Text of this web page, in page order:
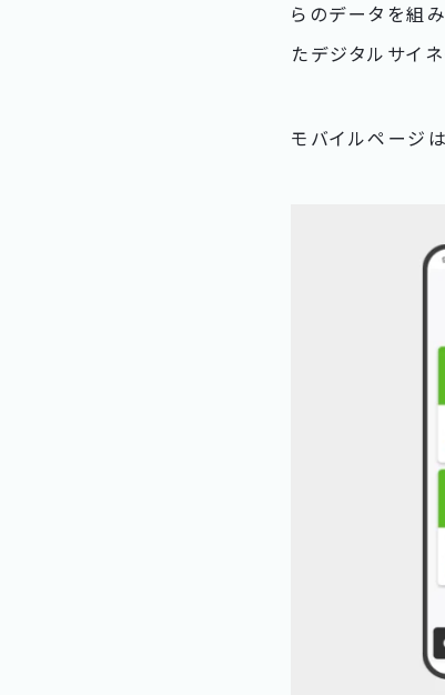
らのデータを組
たデジタルサイ
モバイルペー